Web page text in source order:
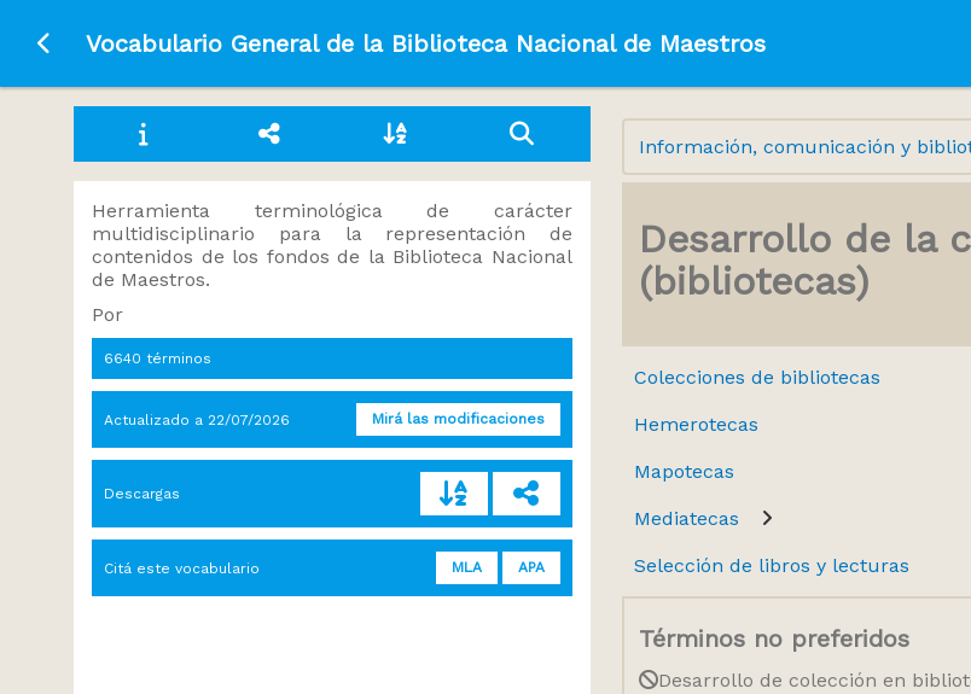
Ir a la página principal
Vocabulario General de la Biblioteca Nacional de Maestros
Herramienta terminológica de carácter
multidisciplinario para la representación de
contenidos de los fondos de la Biblioteca Nacional
de Maestros.
Por
6640 términos
Actualizado a 22/07/2026 Mirá las modificaciones
Descargas
Citá este vocabulario MLA APA
Información, comunicación y
Desarrollo de la
(bibliotecas)
Colecciones de bibliotecas
Hemerotecas
Mapotecas
Mediatecas
Selección de libros y lecturas
Términos no preferidos
Desarrollo de colección en